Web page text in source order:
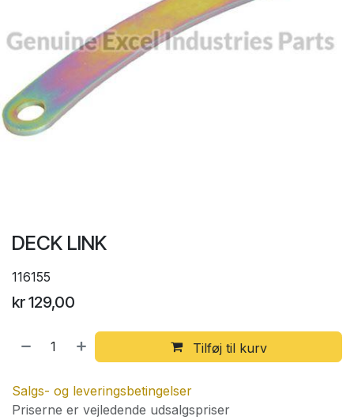
DECK LINK
116155
kr129,00
Tilføj til kurv
Salgs- og leveringsbetingelser
Priserne er vejledende udsalgspriser